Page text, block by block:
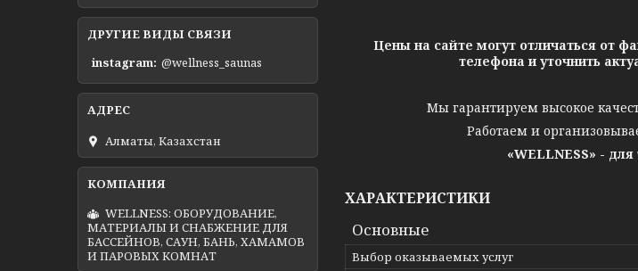
Цены на сайте могут отличаться от
телефона и уточнить
Мы гарантируем высокое
Работаем и
«WELLNESS» -
ХАРАКТЕРИСТИКИ
Основные
Выбор оказываемых услуг
ДРУГИЕ ВИДЫ СВЯЗИ
instagram @wellness_saunas
Алматы, Казахстан
WELLNESS: ОБОРУДОВАНИЕ,
МАТЕРИАЛЫ И СНАБЖЕНИЕ ДЛЯ
БАССЕЙНОВ, САУН, БАНЬ, ХАМАМОВ
И ПАРОВЫХ КОМНАТ